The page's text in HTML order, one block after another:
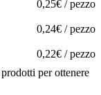
0,25€ / pezzo
0,24€ / pezzo
0,22€ / pezzo
per ottenere